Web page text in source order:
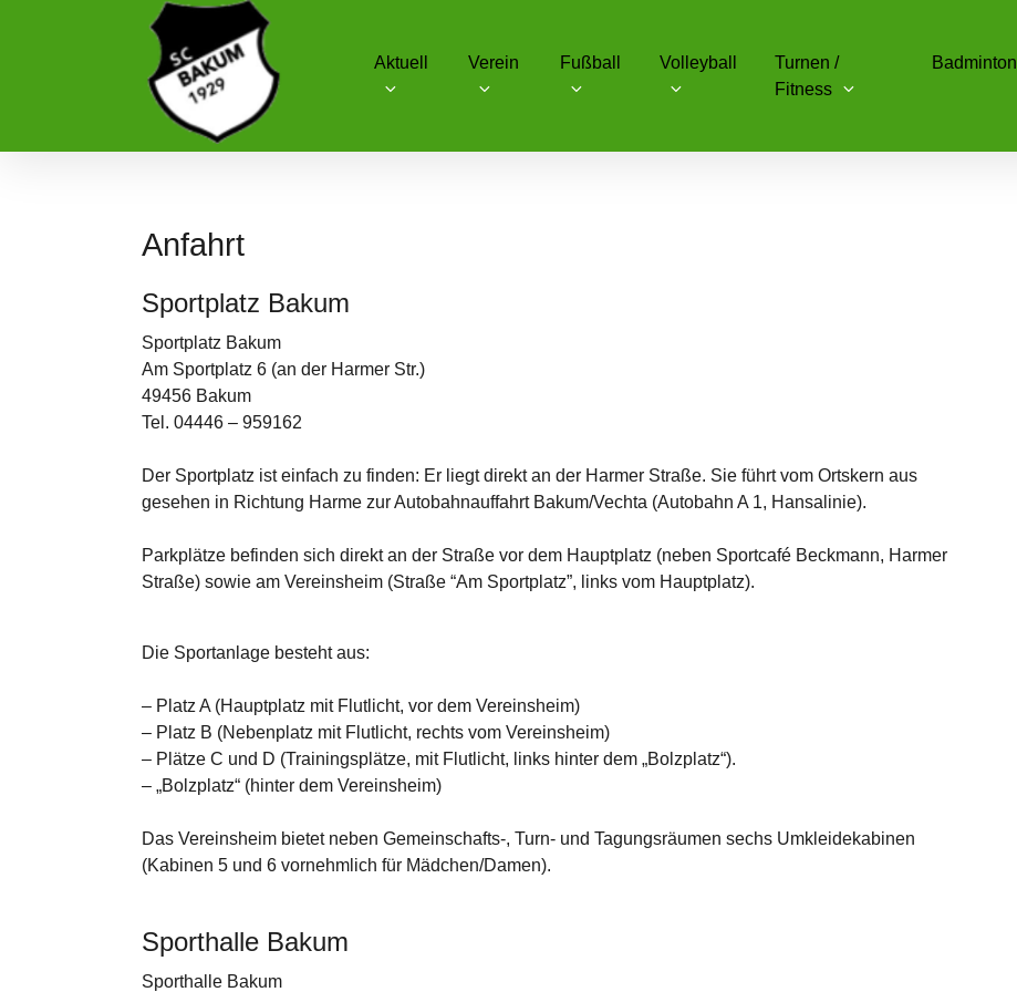
Aktuell Verein Fußball Volleyball
Turnen /
Fitness
Badminton
Anfahrt
Sportplatz Bakum
Sportplatz Bakum
Am Sportplatz 6 (an der Harmer Str.)
49456 Bakum
Tel. 04446 – 959162
Der Sportplatz ist einfach zu finden: Er liegt direkt an der Harmer Straße. Sie führt vom Ortskern aus
gesehen in Richtung Harme zur Autobahnauffahrt Bakum/Vechta (Autobahn A 1, Hansalinie).
Parkplätze befinden sich direkt an der Straße vor dem Hauptplatz (neben Sportcafé Beckmann, Harmer
Straße) sowie am Vereinsheim (Straße “Am Sportplatz”, links vom Hauptplatz).
Die Sportanlage besteht aus:
– Platz A (Hauptplatz mit Flutlicht, vor dem Vereinsheim)
– Platz B (Nebenplatz mit Flutlicht, rechts vom Vereinsheim)
– Plätze C und D (Trainingsplätze, mit Flutlicht, links hinter dem „Bolzplatz“).
– „Bolzplatz“ (hinter dem Vereinsheim)
Das Vereinsheim bietet neben Gemeinschafts-, Turn- und Tagungsräumen sechs Umkleidekabinen
(Kabinen 5 und 6 vornehmlich für Mädchen/Damen).
Sporthalle Bakum
Sporthalle Bakum